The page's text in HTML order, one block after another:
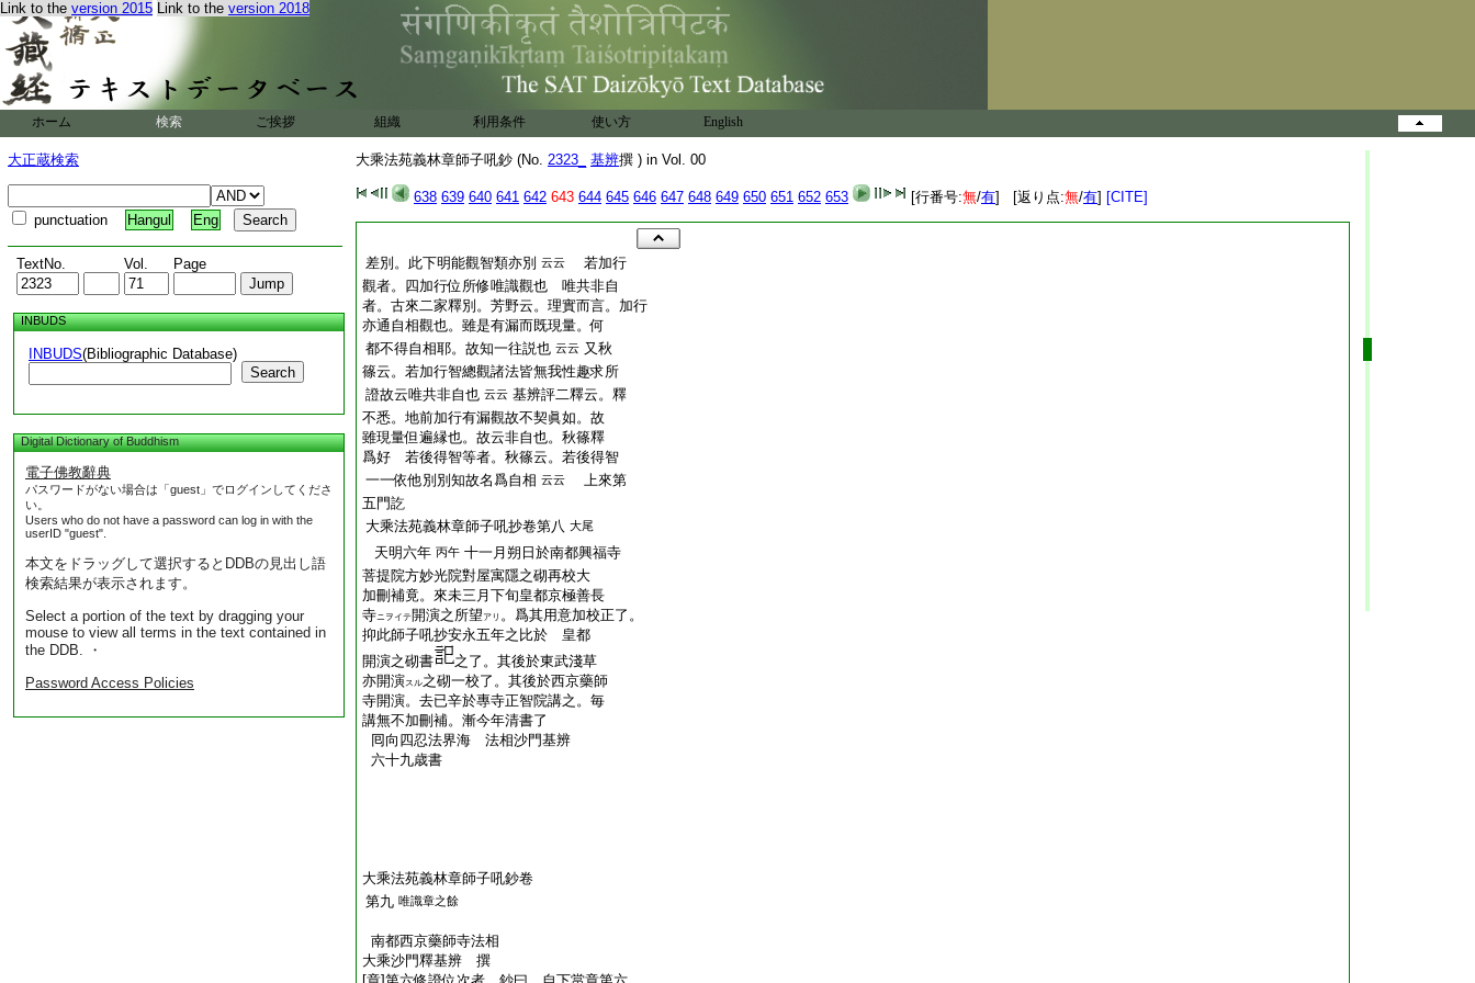
Link to the version 2015 Link to the version 2018
ホーム 検索 ご挨拶 組織 利用条件 使い方 English
大正蔵検索
punctuation Hangul Eng
TextNo. Vol. Page
INBUDS
INBUDS(Bibliographic Database)
Search
Digital Dictionary of Buddhism
電子佛教辭典
パスワードがない場合は「guest」でログインしてくださ
い。
Users who do not have a password can log in with the
userID "guest".
本文をドラッグして選択するとDDBの見出し語
検索結果が表示されます。
Select a portion of the text by dragging your
mouse to view all terms in the text contained in
the DDB. ・
Password Access Policies
大乘法苑義林章師子吼鈔 (No. 2323_ 基辨撰 ) in Vol. 00
638 639 640 641 642 643 644 645 646 647 648 649 650 651 652 653 [行番号:無/有] [返り点:無/有] [CITE]
差別。此下明能觀智類亦別 云云
若加行
觀者。四加行位所修唯識觀也 唯共非自
者。古來二家釋別。芳野云。理實而言。加行
亦通自相觀也。雖是有漏而既現量。何
都不得自相耶。故知一往説也 云云 又秋
篠云。若加行智總觀諸法皆無我性趣求所
證故云唯共非自也 云云 基辨評二釋云。釋
不悉。地前加行有漏觀故不契眞如。故
雖現量但遍縁也。故云非自也。秋篠釋
爲好 若後得智等者。秋篠云。若後得智
一一依他別別知故名爲自相 云云
上來第
五門訖
大乘法苑義林章師子吼抄卷第八 大尾
天明六年 丙午 十一月朔日於南都興福寺
菩提院方妙光院對屋寓隱之砌再校大
加刪補竟。來未三月下旬皇都京極善長
寺ニヲイテ開演之所望 アリ 。爲其用意加校正了。
抑此師子吼抄安永五年之比於 皇都
開演之砌書
之了。其後於東武淺草
亦開演スル之砌一校了。其後於西京藥師
寺開演。去已辛於專寺正智院講之。毎
講無不加刪補。漸今年清書了
囘向四忍法界海 法相沙門基辨
六十九歳書
大乘法苑義林章師子吼鈔卷
第九 唯識章之餘
南都西京藥師寺法相
大乘沙門釋基辨 撰